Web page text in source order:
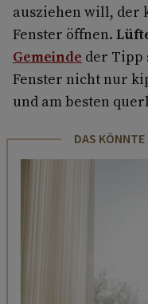
ausziehen will, der
Fenster öffnen.
Gemeinde der Tipp
Fenster nicht nur
und am besten
DAS KÖNNTE